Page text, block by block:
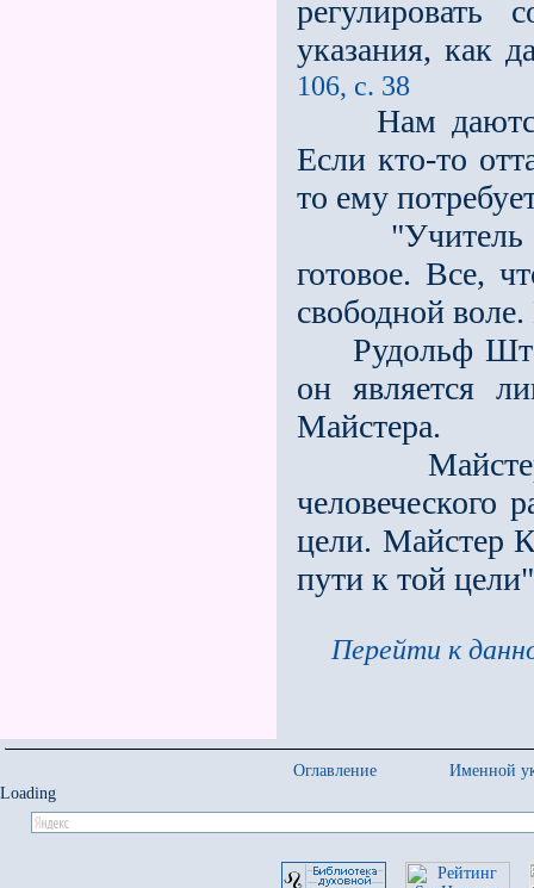
регулировать
указания, как
106, с. 38
Нам даются
Если кто-то
то ему
"Учитель
готовое. Все,
свободной
Рудольф
он является
Майстера.
Майстер
человеческого
цели. Майстер
пути к той
Перейти к
Оглавление
Именной
Loading